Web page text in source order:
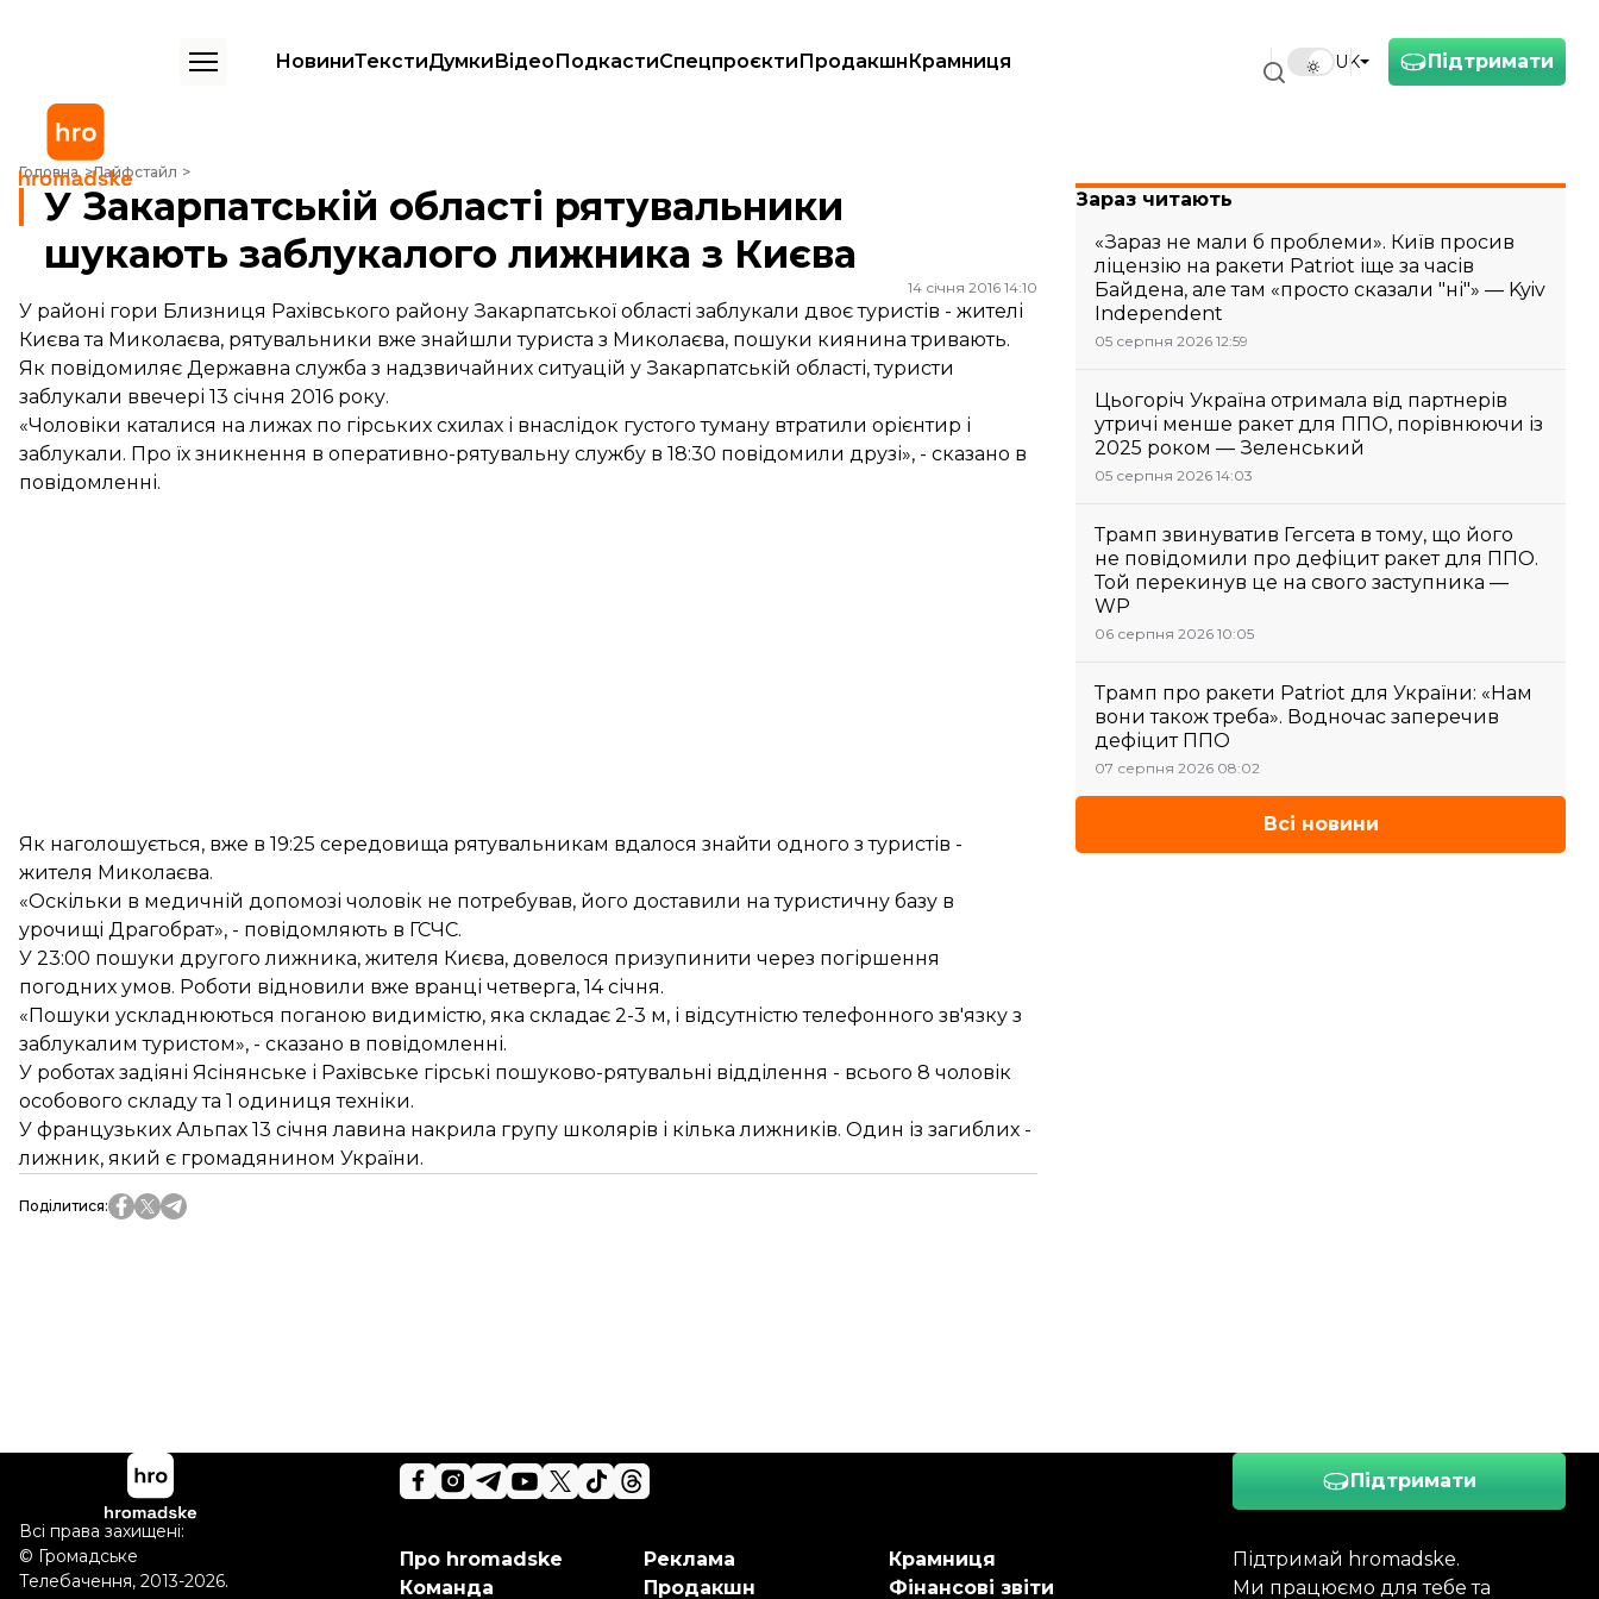
Підтримати
UK
НовиниТекстиДумкиВідеоПодкастиСпецпроєктиПродакшнКрамниця
Головна Лайфстайл
У Закарпатській області рятувальники шукають заблукалого лижника з Києва
У Закарпатській області рятувальники
шукають заблукалого лижника з Києва
14 січня 2016 14:10
У районі гори Близниця Рахівського району Закарпатської області заблукали двоє туристів - жителі
Києва та Миколаєва, рятувальники вже знайшли туриста з Миколаєва, пошуки киянина тривають.
Як повідомиляє Державна служба з надзвичайних ситуацій у Закарпатській області, туристи
заблукали ввечері 13 січня 2016 року.
«Чоловіки каталися на лижах по гірських схилах і внаслідок густого туману втратили орієнтир і
заблукали. Про їх зникнення в оперативно-рятувальну службу в 18:30 повідомили друзі», - сказано в
повідомленні.
Як наголошується, вже в 19:25 середовища рятувальникам вдалося знайти одного з туристів -
жителя Миколаєва.
«Оскільки в медичній допомозі чоловік не потребував, його доставили на туристичну базу в
урочищі Драгобрат», - повідомляють в ГСЧС.
У 23:00 пошуки другого лижника, жителя Києва, довелося призупинити через погіршення
погодних умов. Роботи відновили вже вранці четверга, 14 січня.
«Пошуки ускладнюються поганою видимістю, яка складає 2-3 м, і відсутністю телефонного зв'язку з
заблукалим туристом», - сказано в повідомленні.
У роботах задіяні Ясінянське і Рахівське гірські пошуково-рятувальні відділення - всього 8 чоловік
особового складу та 1 одиниця техніки.
У французьких Альпах 13 січня лавина накрила групу школярів і кілька лижників. Один із загиблих -
лижник, який є громадянином України.
Поділитися:
Зараз читають
«Зараз не мали б проблеми». Київ просив
ліцензію на ракети Patriot іще за часів
Байдена, але там «просто сказали "ні"» — Kyiv
Independent
05 серпня 2026 12:59
Цьогоріч Україна отримала від партнерів
утричі менше ракет для ППО, порівнюючи із
2025 роком — Зеленський
05 серпня 2026 14:03
Трамп звинуватив Гегсета в тому, що його
не повідомили про дефіцит ракет для ППО.
Той перекинув це на свого заступника —
WP
06 серпня 2026 10:05
Трамп про ракети Patriot для України: «Нам
вони також треба». Водночас заперечив
дефіцит ППО
07 серпня 2026 08:02
Всі новини
Підтримати
Підтримай hromadske.
Ми працюємо для тебе та
Про hromadske
Команда
Реклама
Продакшн
Крамниця
Фінансові звіти
Всі права захищені:
© Громадське
Телебачення, 2013-2026.